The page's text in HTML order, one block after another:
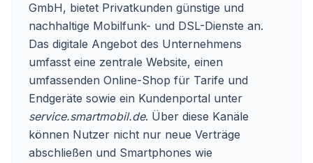
GmbH, bietet Privatkunden günstige und
nachhaltige Mobilfunk- und DSL-Dienste an.
Das digitale Angebot des Unternehmens
umfasst eine zentrale Website, einen
umfassenden Online-Shop für Tarife und
Endgeräte sowie ein Kundenportal unter
service.smartmobil.de. Über diese Kanäle
können Nutzer nicht nur neue Verträge
abschließen und Smartphones wie